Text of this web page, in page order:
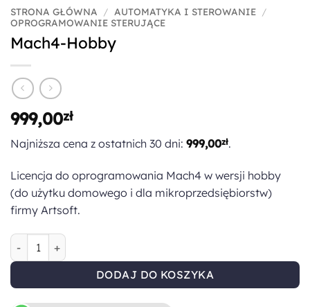
STRONA GŁÓWNA / AUTOMATYKA I STEROWANIE /
OPROGRAMOWANIE STERUJĄCE
Mach4-Hobby
999,00zł
Najniższa cena z ostatnich 30 dni: 999,00zł.
Licencja do oprogramowania Mach4 w wersji hobby
(do użytku domowego i dla mikroprzedsiębiorstw)
firmy Artsoft.
ilość Mach4-Hobby
DODAJ DO KOSZYKA